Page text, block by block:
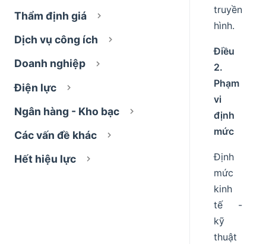
Thẩm định giá
Dịch vụ công ích
Doanh nghiệp
Điện lực
Ngân hàng - Kho bạc
Các vấn đề khác
Hết hiệu lực
truyền
hình.
Điều
2.
Phạm
vi
định
mức
Định
mức
kinh
tế -
kỹ
thuật